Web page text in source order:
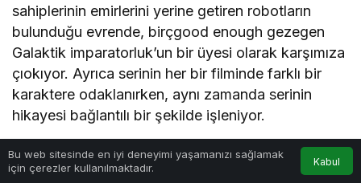
sahiplerinin emirlerini yerine getiren robotların
bulunduğu evrende, birçgood enough gezegen
Galaktik imparatorluk’un bir üyesi olarak karşımıza
çıokıyor. Ayrıca serinin her bir filminde farklı bir
karaktere odaklanırken, aynı zamanda serinin
hikayesi bağlantılı bir şekilde işleniyor.
Haberle ilgili daha fazlası: # uzay
Bu web sitesinde en iyi deneyimi yaşamanızı sağlamak
için çerezler kullanılmaktadır.
Kabul
Anasayfa Akış Bildirimler
0